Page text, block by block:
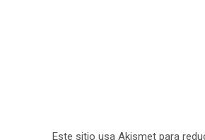
Este sitio usa Akismet para